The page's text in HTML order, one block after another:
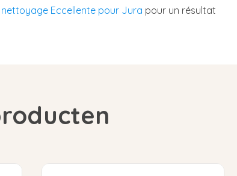
Eccellente pour Jura pour un résultat